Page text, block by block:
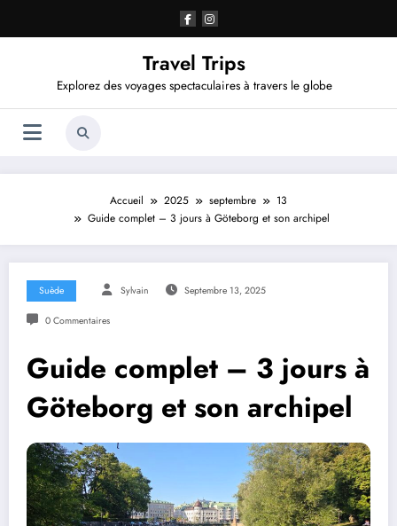
contenu
Travel Trips
Explorez des voyages spectaculaires à travers le globe
Accueil 2025 septembre
13
Guide complet – 3 jours à Göteborg et son archipel
Suède Sylvain Septembre 13, 2025
0 Commentaires
Guide complet – 3 jours à
Göteborg et son archipel